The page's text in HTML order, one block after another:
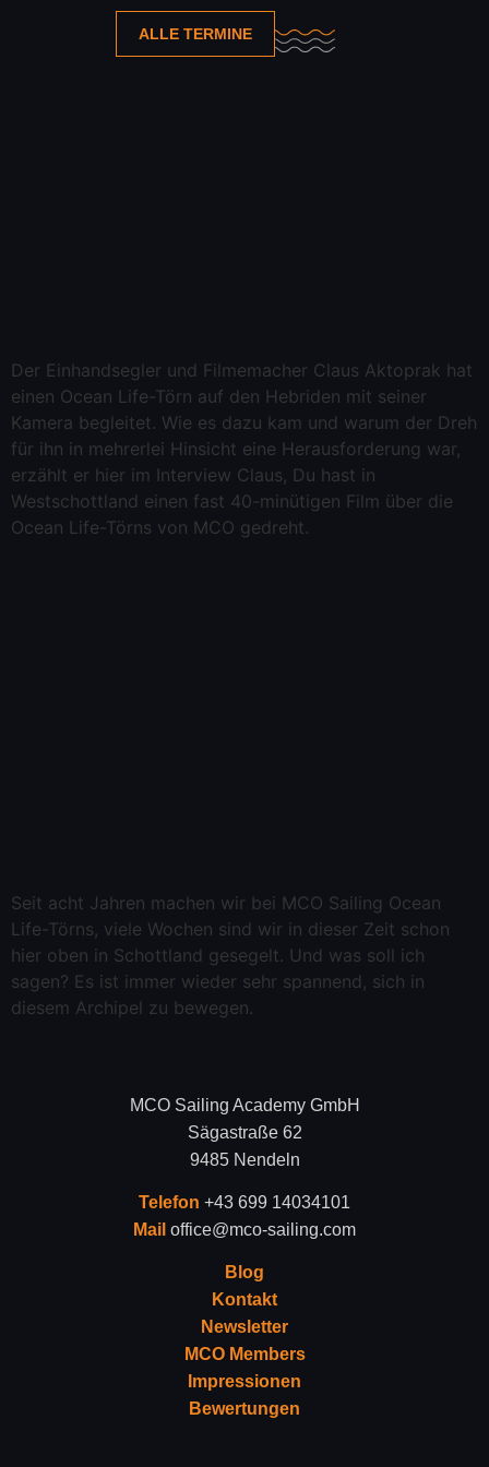
ALLE TERMINE
Der Einhandsegler und Filmemacher Claus Aktoprak hat
einen Ocean Life-Törn auf den Hebriden mit seiner
Kamera begleitet. Wie es dazu kam und warum der Dreh
für ihn in mehrerlei Hinsicht eine Herausforderung war,
erzählt er hier im Interview Claus, Du hast in
Westschottland einen fast 40-minütigen Film über die
Ocean Life-Törns von MCO gedreht.
Seit acht Jahren machen wir bei MCO Sailing Ocean
Life-Törns, viele Wochen sind wir in dieser Zeit schon
hier oben in Schottland gesegelt. Und was soll ich
sagen? Es ist immer wieder sehr spannend, sich in
diesem Archipel zu bewegen.
MCO Sailing Academy GmbH
Sägastraße 62
9485 Nendeln
Telefon +43 699 14034101
Mail office@mco-sailing.com
Blog
Kontakt
Newsletter
MCO Members
Impressionen
Bewertungen